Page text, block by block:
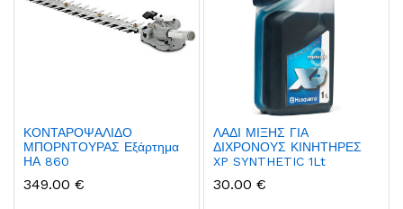
ΚΟΝΤΑΡΟΨΑΛΙΔΟ
ΜΠΟΡΝΤΟΥΡΑΣ Εξάρτημα
ΗΑ 860
349.00 €
ΛΑΔΙ ΜΙΞΗΣ ΓΙΑ
ΔΙΧΡΟΝΟΥΣ ΚΙΝΗΤΗΡΕΣ
XP SYNTHETIC 1Lt
30.00 €